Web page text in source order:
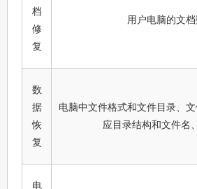
档
修
复
用户电脑的文
数
据
恢
复
电脑中文件格式和文件目录、
应目录结构和文件名
电